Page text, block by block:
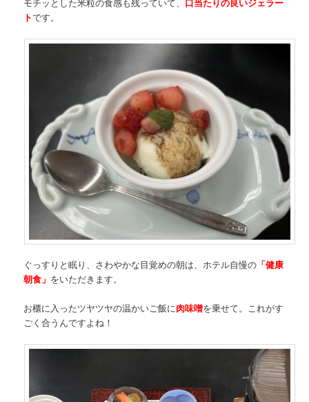
トです。
ぐっすりと眠り、さわやかな目覚めの朝は、ホテル自慢の 「健康
朝食」 をいただきます。
お櫃に入ったツヤツヤの温かいご飯に肉味噌を乗せて。これがす
ごく合うんですよね！